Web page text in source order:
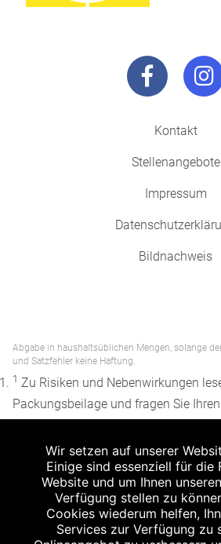
Kontakt
Stellenangebote
Impressum
Bildnachweis
Abgabe in haushaltsüblichen Mengen, solange
und Satzfehler keine Haftung.
1 Zu Risiken und Nebenwirkungen
Packungsbeilage und fragen Sie
Apothekenerstattungspreis (AEP).
unverbindliche Preisempfehlung der
ein von den Apotheken in Ansatz
rezeptfreie Arzneimittel. Er entspricht
Apotheken verbindlichen
Wir setzen auf unserer
Einige sind essenziell für die
Website und um Ihnen
Verfügung stellen zu
Cookies wiederum helfen,
Services zur Verfügung zu